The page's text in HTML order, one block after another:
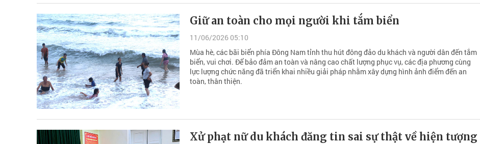
Giữ an toàn cho mọi người khi tắm biển
11/06/2026 05:10
Mùa hè, các bãi biển phía Đông Nam tỉnh thu hút đông đảo du khách và người dân đến tắm
biển, vui chơi. Để bảo đảm an toàn và nâng cao chất lượng phục vụ, các địa phương cùng
lực lượng chức năng đã triển khai nhiều giải pháp nhằm xây dựng hình ảnh điểm đến an
toàn, thân thiện.
Xử phạt nữ du khách đăng tin sai sự thật về hiện tượng